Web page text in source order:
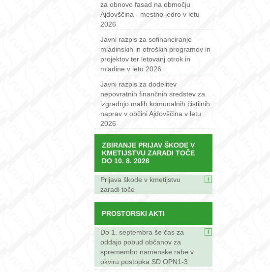
za obnovo fasad na območju
Ajdovščina - mestno jedro v letu
2026
Javni razpis za sofinanciranje
mladinskih in otroških programov in
projektov ter letovanj otrok in
mladine v letu 2026
Javni razpis za dodelitev
nepovratnih finančnih sredstev za
izgradnjo malih komunalnih čistilnih
naprav v občini Ajdovščina v letu
2026
ZBIRANJE PRIJAV ŠKODE V
KMETIJSTVU ZARADI TOČE
DO 10. 8. 2026
Prijava škode v kmetijstvu
zaradi toče
PROSTORSKI AKTI
Do 1. septembra še čas za
oddajo pobud občanov za
spremembo namenske rabe v
okviru postopka SD OPN1-3